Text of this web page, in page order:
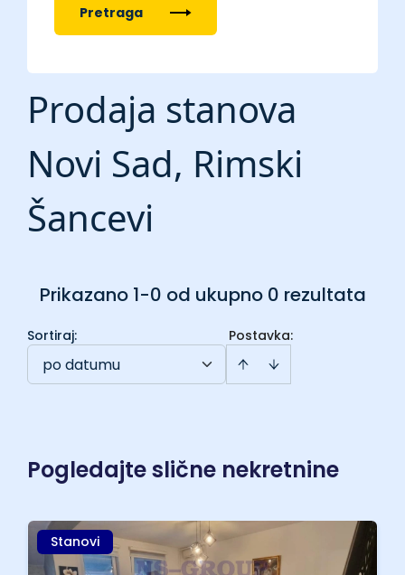
Pretraga
Prodaja stanova
Novi Sad, Rimski
Šancevi
Prikazano 1-0 od ukupno 0 rezultata
Postavka:
Sortiraj:
po datumu
Pogledajte slične nekretnine
Stanovi